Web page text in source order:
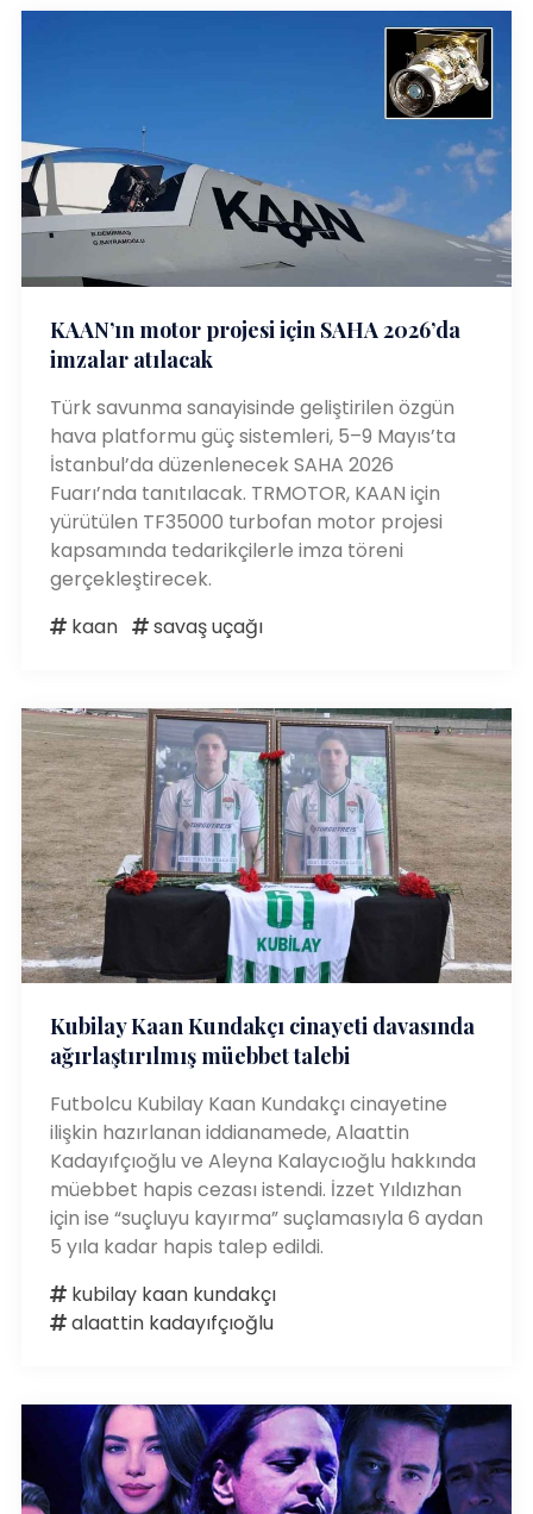
KAAN’ın motor projesi için SAHA 2026’da
imzalar atılacak
Türk savunma sanayisinde geliştirilen özgün
hava platformu güç sistemleri, 5–9 Mayıs’ta
İstanbul’da düzenlenecek SAHA 2026
Fuarı’nda tanıtılacak. TRMOTOR, KAAN için
yürütülen TF35000 turbofan motor projesi
kapsamında tedarikçilerle imza töreni
gerçekleştirecek.
kaan
savaş uçağı
Kubilay Kaan Kundakçı cinayeti davasında
ağırlaştırılmış müebbet talebi
Futbolcu Kubilay Kaan Kundakçı cinayetine
ilişkin hazırlanan iddianamede, Alaattin
Kadayıfçıoğlu ve Aleyna Kalaycıoğlu hakkında
müebbet hapis cezası istendi. İzzet Yıldızhan
için ise “suçluyu kayırma” suçlamasıyla 6 aydan
5 yıla kadar hapis talep edildi.
kubilay kaan kundakçı
alaattin kadayıfçıoğlu